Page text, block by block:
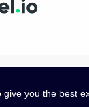
you the best